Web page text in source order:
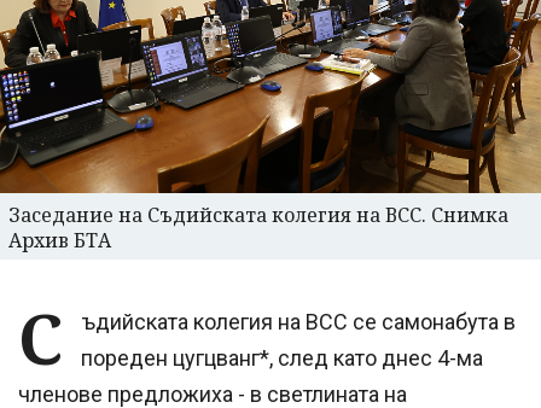
Заседание на Съдийската колегия на ВСС. Снимка
Архив БТА
С
ъдийската колегия на ВСС се самонабута в
пореден цугцванг*, след като днес 4-ма
членове предложиха - в светлината на